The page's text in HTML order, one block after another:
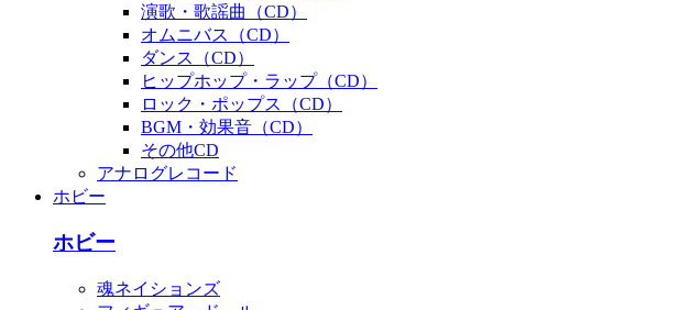
演歌・歌謡曲（CD）
オムニバス（CD）
ダンス（CD）
ヒップホップ・ラップ（CD）
ロック・ポップス（CD）
BGM・効果音（CD）
その他CD
アナログレコード
ホビー
ホビー
魂ネイションズ